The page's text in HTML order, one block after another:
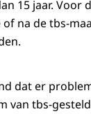
15 jaar. Voor
na de tbs-
dat er
van tbs-